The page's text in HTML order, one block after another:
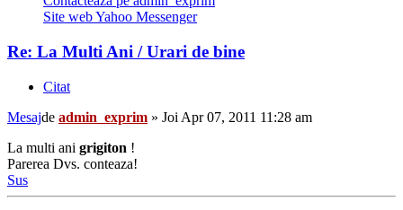
Site webYahoo Messenger
Re: La Multi Ani / Urari de bine
Citat
Mesajde admin_exprim » Joi Apr 07, 2011 11:28 am
La multi ani grigiton !
Parerea Dvs. conteaza!
Sus